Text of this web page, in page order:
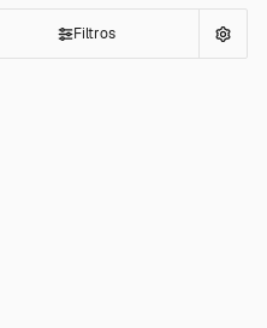
Filtros